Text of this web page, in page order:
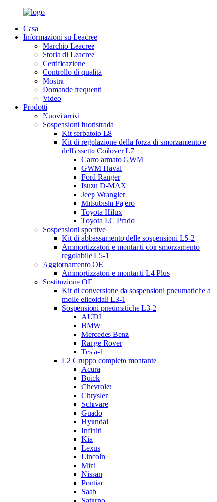
Casa
Informazioni su Leacree
Marchio Leacree
Storia di Leacree
Certificazione
Controllo di qualità
Mostra
Domande frequenti
Video
Prodotti
Nuovi arrivi
Sospensioni fuoristrada
Kit serbatoio L8
Kit di regolazione della forza di smorzamento e
dell'assetto Coilover L7
Carro armato GWM
GWM Haval
Ford Ranger
Isuzu D-MAX
Jeep Wrangler
Mitsubishi Pajero
Toyota Hilux
Toyota LC Prado
Sospensioni sportive
Kit di abbassamento delle sospensioni L5-2
Ammortizzatori e montanti con smorzamento
regolabile L5-1
Aggiornamento OE
Ammortizzatori e montanti L4 Plus
Sostituzione OE
Kit di conversione da sospensioni pneumatiche a
molle elicoidali L3-1
Sospensioni pneumatiche L3-2
AUDI
BMW
Mercedes Benz
Range Rover
Tesla-1
L2 Gruppo completo montante
Acura
Buick
Chevrolet
Chrysler
Schivare
Guado
Hyundai
Infiniti
Kia
Lexus
Lincoln
Mini
Nissan
Pontiac
Saab
Saturno